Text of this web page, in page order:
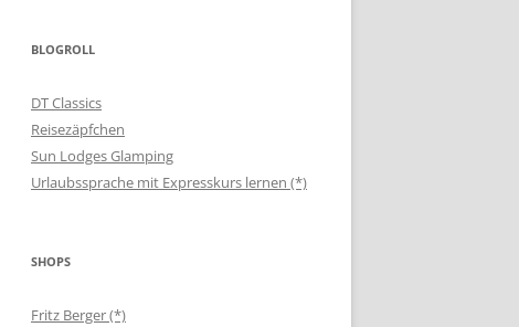
BLOGROLL
DT Classics
Reisezäpfchen
Sun Lodges Glamping
Urlaubssprache mit Expresskurs lernen (*)
SHOPS
Fritz Berger (*)